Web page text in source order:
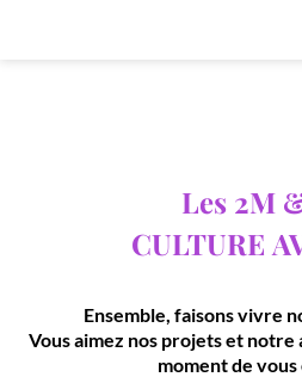
Les 2M
CULTURE
Ensemble, faisons vivre
Vous aimez nos projets et
moment de vous